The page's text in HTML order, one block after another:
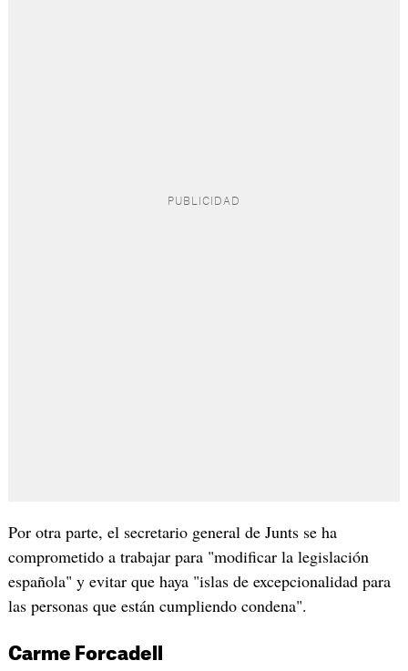
Por otra parte, el secretario general de Junts se ha
comprometido a trabajar para "modificar la legislación
española" y evitar que haya "islas de excepcionalidad para
las personas que están cumpliendo condena".
Carme Forcadell